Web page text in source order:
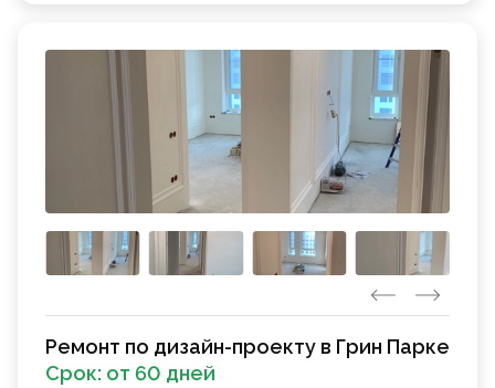
Ремонт по дизайн-проекту в Грин Парке
Срок: от 60 дней